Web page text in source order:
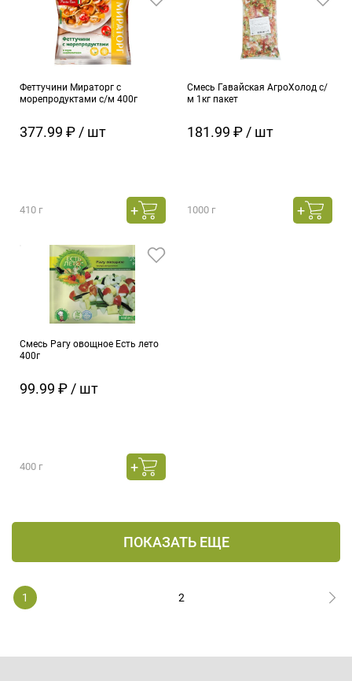
Феттучини Мираторг с
морепродуктами с/м 400г
377.99 ₽ / шт
410 г
Смесь Гавайская АгроХолод с/
м 1кг пакет
181.99 ₽ / шт
1000 г
Смесь Рагу овощное Есть лето
400г
99.99 ₽ / шт
400 г
ПОКАЗАТЬ ЕЩЕ
1 2